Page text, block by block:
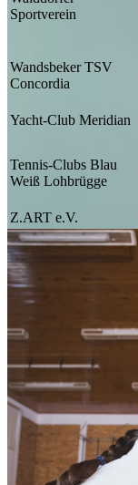
Sportverein
Wandsbeker TSV
Concordia
Yacht-Club Meridian
Tennis-Clubs Blau
Weiß Lohbrügge
Z.ART e.V.